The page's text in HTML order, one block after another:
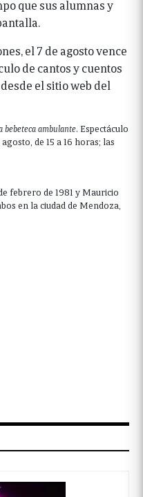
que sus alumnas y
el 7 de agosto vence
de cantos y cuentos
el sitio web del
bebeteca ambulante. Espectáculo
de 15 a 16 horas; las
febrero de 1981 y Mauricio
en la ciudad de Mendoza,